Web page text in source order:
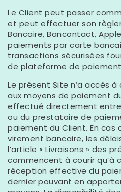
Le Client peut passer
et peut effectuer son
Bancaire, Bancontact,
paiements par carte
transactions sécurisées
de plateforme de
Le présent Site n’a accès
aux moyens de paiement
effectué directement
ou du prestataire de
paiement du Client. En cas
virement bancaire, les
l’article « Livraisons » des
commencent à courir qu’à
réception effective du
dernier pouvant en